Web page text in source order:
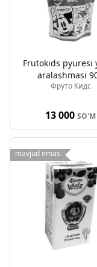
Frutokids pyuresi
aralashmasi
Фруто Кидс
13 000 SO'M
mavjud emas